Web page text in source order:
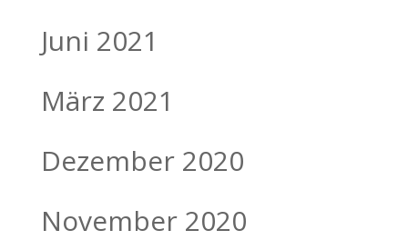
Juni 2021
März 2021
Dezember 2020
November 2020